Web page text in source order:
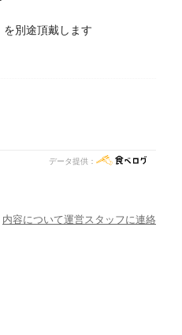
別途頂戴します
データ提供：
内容について運営スタッフに連絡